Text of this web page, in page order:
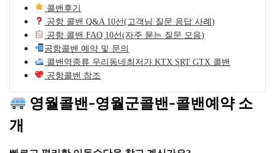
콜밴후기
공항 콜밴 Q&A 10선(고객님 질문 응답 사례)
공항 콜밴 FAQ 10선(자주 묻는 질문 모음)
공항콜밴 예약 및 문의
콜밴역종류 우리동네최저가 KTX SRT GTX 콜밴
공항콜밴 참조
영월콜밴-영월군콜밴-콜밴예약 소
개